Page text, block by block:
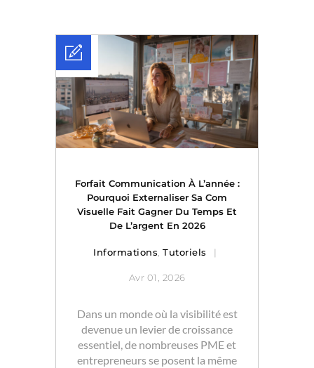
Forfait Communication À L’année :
Pourquoi Externaliser Sa Com
Visuelle Fait Gagner Du Temps Et
De L’argent En 2026
Informations ,Tutoriels
Avr 01, 2026
Dans un monde où la visibilité est
devenue un levier de croissance
essentiel, de nombreuses PME et
entrepreneurs se posent la même